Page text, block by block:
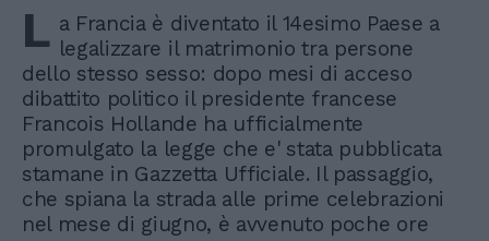
L a Francia è diventato il 14esimo Paese a
legalizzare il matrimonio tra persone
dello stesso sesso: dopo mesi di acceso
dibattito politico il presidente francese
Francois Hollande ha ufficialmente
promulgato la legge che e' stata pubblicata
stamane in Gazzetta Ufficiale. Il passaggio,
che spiana la strada alle prime celebrazioni
nel mese di giugno, è avvenuto poche ore